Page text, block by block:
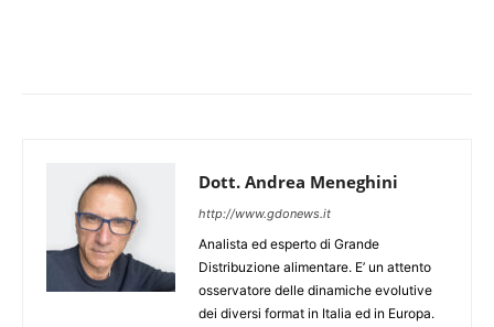
Dott. Andrea Meneghini
http://www.gdonews.it
Analista ed esperto di Grande
Distribuzione alimentare. E’ un attento
osservatore delle dinamiche evolutive
dei diversi format in Italia ed in Europa.